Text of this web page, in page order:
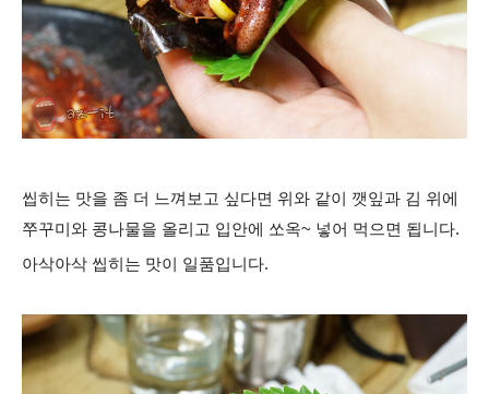
씹히는 맛을 좀 더 느껴보고 싶다면 위와 같이 깻잎과 김 위에
쭈꾸미와 콩나물을 올리고 입안에 쏘옥~ 넣어 먹으면 됩니다.
아삭아삭 씹히는 맛이 일품입니다.